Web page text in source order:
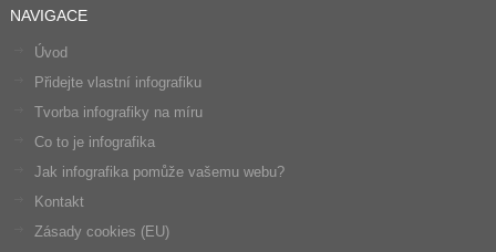
NAVIGACE
Úvod
Přidejte vlastní infografiku
Tvorba infografiky na míru
Co to je infografika
Jak infografika pomůže vašemu webu?
Kontakt
Zásady cookies (EU)